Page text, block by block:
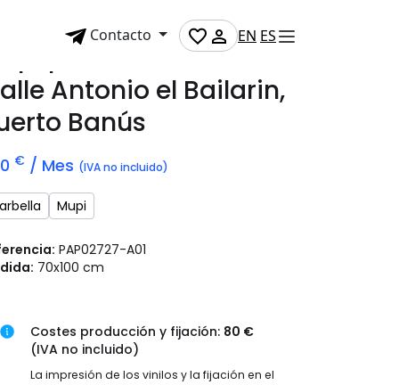
Contacto EN ES
publicitario en
Antonio el Bailarin,
Banús
€ / Mes (IVA no incluido)
Mupi
PAP02727-A01
70x100 cm
Costes producción y fijación: 80 €
(IVA no incluido)
La impresión de los vinilos y la fijación en el